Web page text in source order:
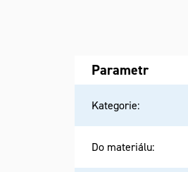
Parametr
Kategorie:
Do materiálu: